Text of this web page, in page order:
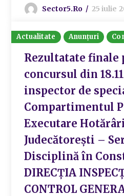
Sector5.ro 25 iulie
Actualitate Anunțuri
Rezultatate finale
concursul din
inspector de
Compartimentul
Executare
Judecătorești –
Disciplină în
DIRECȚIA
CONTROL